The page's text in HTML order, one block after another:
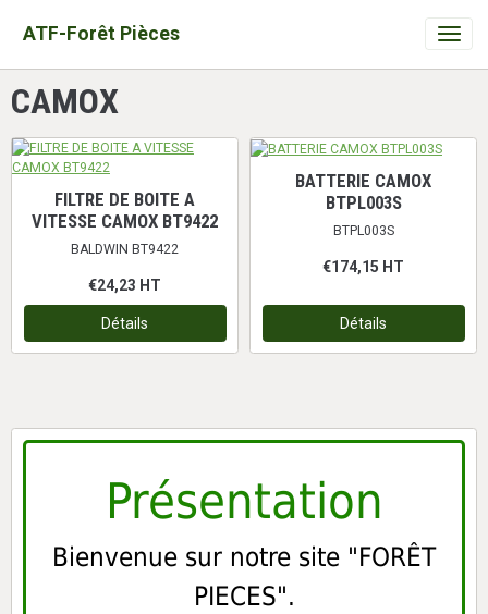
ATF-Forêt Pièces
CAMOX
FILTRE DE BOITE A
VITESSE CAMOX BT9422
BALDWIN BT9422
€24,23 HT
Détails
BATTERIE CAMOX
BTPL003S
BTPL003S
€174,15 HT
Détails
Présentation
Bienvenue sur notre site "FORÊT
PIECES".